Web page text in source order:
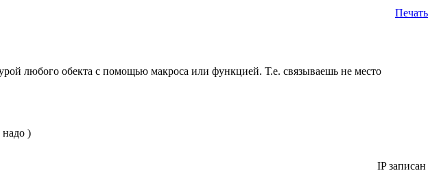
Печать
любого обекта с помощью макроса или функцией. Т.е. связываешь не место
)
IP записан